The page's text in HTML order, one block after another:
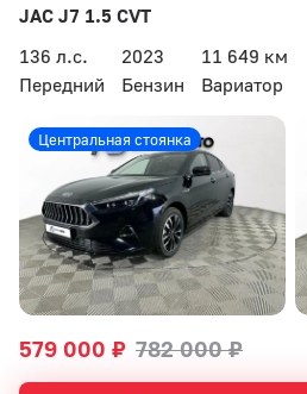
JAC J7 1.5 CVT
136 л.с.
2023
11 649 км
Передний
Бензин Вариатор
579 000 ₽ 782 000 ₽
Центральная стоянка